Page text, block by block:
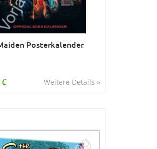
Posterkalender
Weitere Details »